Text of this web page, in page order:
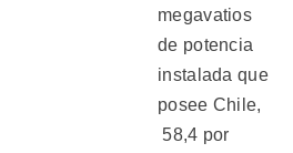
megavatios
de potencia
instalada que
posee Chile,
58,4 por